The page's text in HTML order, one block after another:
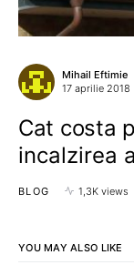
Mihail Eftimie
17 aprilie 2018
Cat costa
incalzirea
BLOG 1,3K views
YOU MAY ALSO LIKE